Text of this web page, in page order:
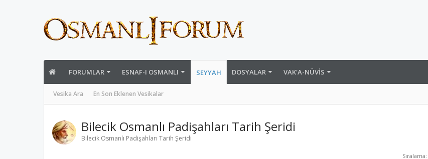
FORUMLAR ESNAF-I OSMANLI SEYYAH
Vesika Ara En Son Eklenen Vesikalar
DOSYALAR VAK'A-NÜVIS
Bilecik Osmanlı Padişahları Tarih Şeridi
Bilecik Osmanlı Padişahları Tarih Şeridi
Sıralama: